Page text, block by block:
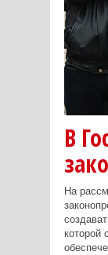
В
На
которой